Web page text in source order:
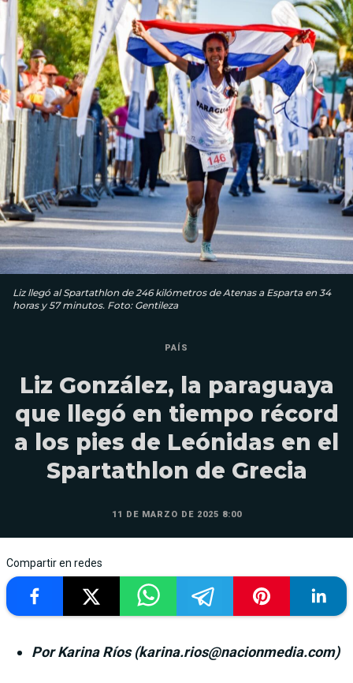
Liz llegó al Spartathlon de 246 kilómetros de Atenas a Esparta en 34
horas y 57 minutos. Foto: Gentileza
PAÍS
Liz González, la paraguaya
que llegó en tiempo récord
a los pies de Leónidas en el
Spartathlon de Grecia
11 DE MARZO DE 2025 8:00
Compartir en redes
Por Karina Ríos (karina.rios@nacionmedia.com)